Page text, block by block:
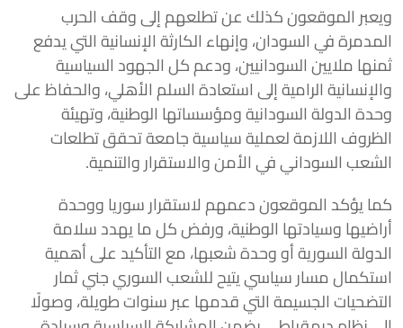
ويعبر الموقعون كذلك عن تطلعهم إلى وقف الحرب
المدمرة في السودان، وإنهاء الكارثة الإنسانية التي يدفع
ثمنها ملايين السودانيين، ودعم كل الجهود السياسية
والإنسانية الرامية إلى استعادة السلم الأهلي، والحفاظ على
وحدة الدولة السودانية ومؤسساتها الوطنية، وتهيئة
الظروف اللازمة لعملية سياسية جامعة تحقق تطلعات
الشعب السوداني في الأمن والاستقرار والتنمية.
كما يؤكد الموقعون دعمهم لاستقرار سوريا ووحدة
أراضيها وسيادتها الوطنية، ورفض كل ما يهدد سلامة
الدولة السورية أو وحدة شعبها، مع التأكيد على أهمية
استكمال مسار سياسي يتيح للشعب السوري جني ثمار
التضحيات الجسيمة التي قدمها عبر سنوات طويلة، وصولًا